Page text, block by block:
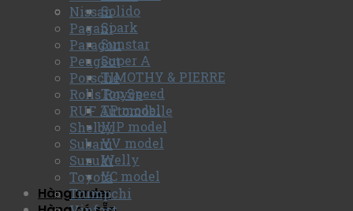
Solido
Spark
Sunstar
Super A
TIMOTHY & PIERRE
Top Speed
TP model
VIP model
VV model
Welly
YC model
Hàng order
Nissan
Pagani
Paragon
Peugeot
Porsche
Rolls Royce
RUF Automobile
Shelby
Subaru
Suzuki
Toyota
Trumpchi